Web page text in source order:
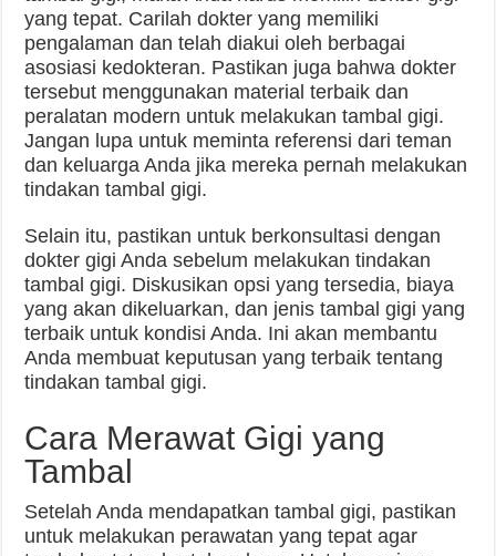
yang tepat. Carilah dokter yang memiliki
pengalaman dan telah diakui oleh berbagai
asosiasi kedokteran. Pastikan juga bahwa dokter
tersebut menggunakan material terbaik dan
peralatan modern untuk melakukan tambal gigi.
Jangan lupa untuk meminta referensi dari teman
dan keluarga Anda jika mereka pernah melakukan
tindakan tambal gigi.
Selain itu, pastikan untuk berkonsultasi dengan
dokter gigi Anda sebelum melakukan tindakan
tambal gigi. Diskusikan opsi yang tersedia, biaya
yang akan dikeluarkan, dan jenis tambal gigi yang
terbaik untuk kondisi Anda. Ini akan membantu
Anda membuat keputusan yang terbaik tentang
tindakan tambal gigi.
Cara Merawat Gigi yang
Tambal
Setelah Anda mendapatkan tambal gigi, pastikan
untuk melakukan perawatan yang tepat agar